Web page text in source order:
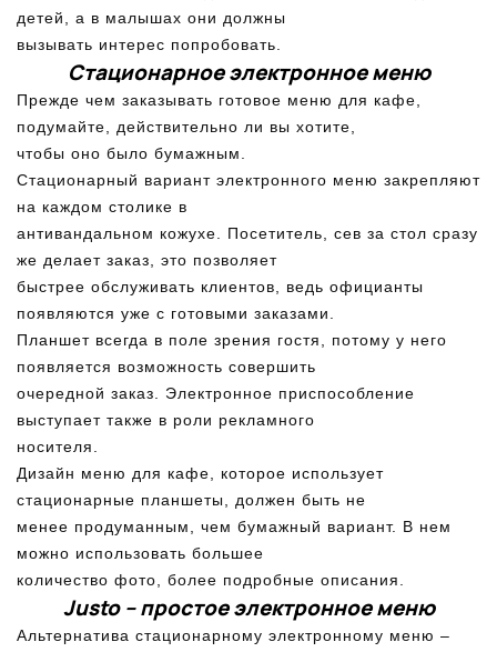
детей, а в малышах они должны
вызывать интерес попробовать.
Стационарное электронное меню
Прежде чем заказывать готовое меню для кафе,
подумайте, действительно ли вы хотите,
чтобы оно было бумажным.
Стационарный вариант электронного меню закрепляют
на каждом столике в
антивандальном кожухе. Посетитель, сев за стол сразу
же делает заказ, это позволяет
быстрее обслуживать клиентов, ведь официанты
появляются уже с готовыми заказами.
Планшет всегда в поле зрения гостя, потому у него
появляется возможность совершить
очередной заказ. Электронное приспособление
выступает также в роли рекламного
носителя.
Дизайн меню для кафе, которое использует
стационарные планшеты, должен быть не
менее продуманным, чем бумажный вариант. В нем
можно использовать большее
количество фото, более подробные описания.
Justo – простое электронное меню
Альтернатива стационарному электронному меню –